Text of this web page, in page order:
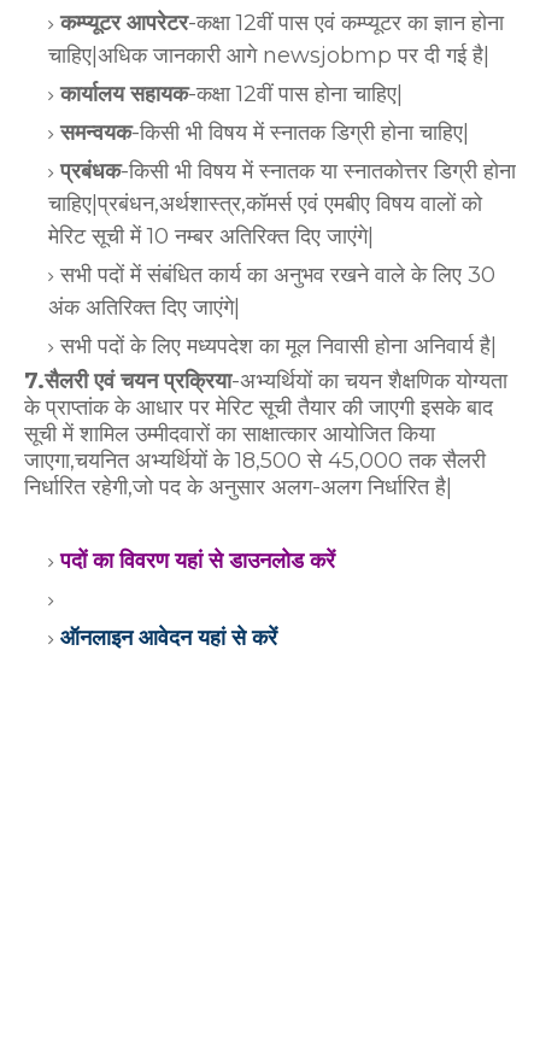
कम्प्यूटर आपरेटर-कक्षा 12वीं पास एवं कम्प्यूटर का ज्ञान होना
चाहिए|अधिक जानकारी आगे newsjobmp पर दी गई है|
कार्यालय सहायक-कक्षा 12वीं पास होना चाहिए|
समन्वयक-किसी भी विषय में स्नातक डिग्री होना चाहिए|
प्रबंधक-किसी भी विषय में स्नातक या स्नातकोत्तर डिग्री होना
चाहिए|प्रबंधन,अर्थशास्त्र,कॉमर्स एवं एमबीए विषय वालों को
मेरिट सूची में 10 नम्बर अतिरिक्त दिए जाएंगे|
सभी पदों में संबंधित कार्य का अनुभव रखने वाले के लिए 30
अंक अतिरिक्त दिए जाएंगे|
सभी पदों के लिए मध्यपदेश का मूल निवासी होना अनिवार्य है|
7.सैलरी एवं चयन प्रक्रिया-अभ्यर्थियों का चयन शैक्षणिक योग्यता
के प्राप्तांक के आधार पर मेरिट सूची तैयार की जाएगी इसके बाद
सूची में शामिल उम्मीदवारों का साक्षात्कार आयोजित किया
जाएगा,चयनित अभ्यर्थियों के 18,500 से 45,000 तक सैलरी
निर्धारित रहेगी,जो पद के अनुसार अलग-अलग निर्धारित है|
पदों का विवरण यहां से डाउनलोड करें
ऑनलाइन आवेदन यहां सेकरें